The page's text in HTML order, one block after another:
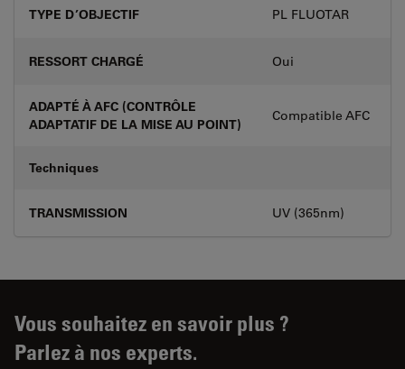
TYPE D’OBJECTIF PL FLUOTAR
RESSORT CHARGÉ Oui
ADAPTÉ À AFC (CONTRÔLE
ADAPTATIF DE LA MISE AU POINT)
Compatible AFC
Techniques
TRANSMISSION UV (365nm)
Vous souhaitez en savoir plus ?
Parlez à nos experts.